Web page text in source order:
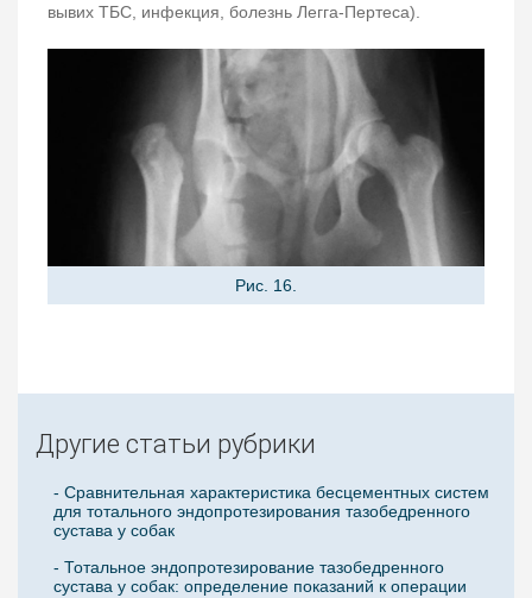
вывих ТБС, инфекция, болезнь Легга-Пертеса).
Рис. 16.
Другие статьи рубрики
- Сравнительная характеристика бесцементных систем
для тотального эндопротезирования тазобедренного
сустава у собак
- Тотальное эндопротезирование тазобедренного
сустава у собак: определение показаний к операции